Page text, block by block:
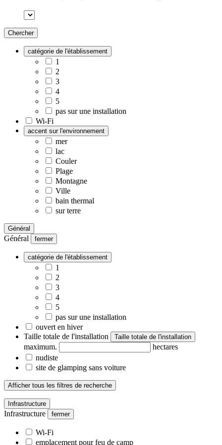
Chercher
catégorie de l'établissement
1
2
3
4
5
pas sur une installation
Wi-Fi
accent sur l'environnement
mer
lac
Couler
Plage
Montagne
Ville
bain thermal
sur terre
Général
Général fermer
catégorie de l'établissement
1
2
3
4
5
pas sur une installation
ouvert en hiver
Taille totale de l'installation
Taille totale de l'installation
maximum.
hectares
nudiste
site de glamping sans voiture
Afficher tous les filtres de recherche
Infrastructure
Infrastructure fermer
Wi-Fi
emplacement pour feu de camp